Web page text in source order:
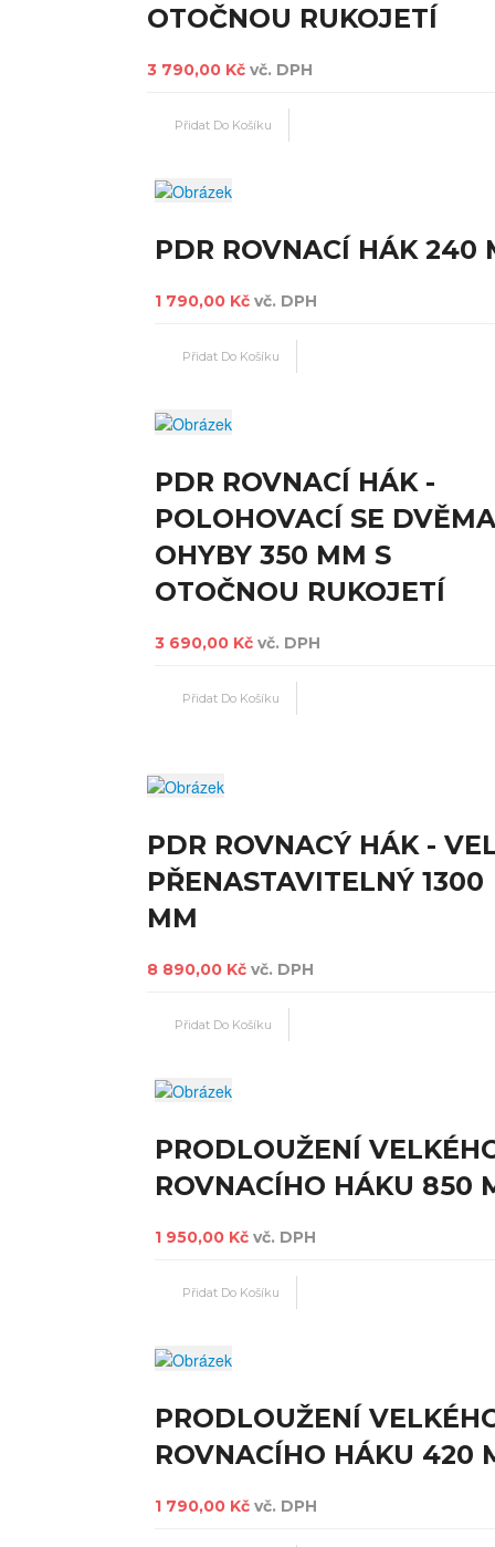
OTOČNOU RUKOJETÍ
3 790,00 Kč vč. DPH
PDR ROVNACÍ HÁK 240
1 790,00 Kč vč. DPH
PDR ROVNACÍ HÁK -
POLOHOVACÍ SE
OHYBY 350 MM S
OTOČNOU RUKOJETÍ
3 690,00 Kč vč. DPH
PDR ROVNACÝ HÁK -
PŘENASTAVITELNÝ 1300
MM
8 890,00 Kč vč. DPH
PRODLOUŽENÍ
ROVNACÍHO HÁKU 850
1 950,00 Kč vč. DPH
PRODLOUŽENÍ
ROVNACÍHO HÁKU 420
1 790,00 Kč vč. DPH